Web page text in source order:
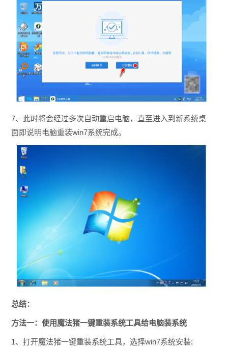
7、此时将会经过多次自动重启电脑，直至进入到新系统桌
面即说明电脑重装win7系统完成。
总结：
方法一：使用魔法猪一键重装系统工具给电脑装系统
1、打开魔法猪一键重装系统工具，选择win7系统安装;